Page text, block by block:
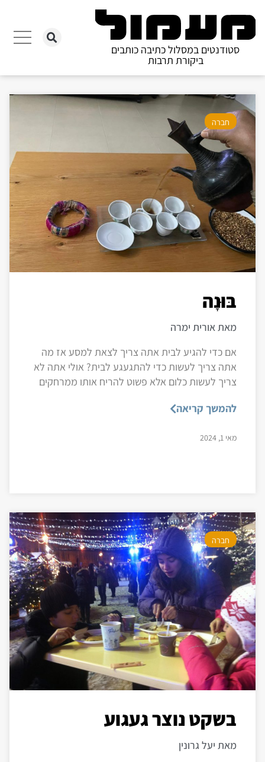
סטודנטים במסלול כתיבה כותבים
ביקורת תרבות
חברה
בּוּנָה
מאת אורית ימרה
אם כדי להגיע לבית אתה צריך לצאת למסע אז מה
אתה צריך לעשות כדי להתגעגע לבית? אולי אתה לא
צריך לעשות כלום אלא פשוט להריח אותו ממרחקים
להמשך קריאה
מאי 1, 2024
חברה
בשקט נוצר געגוע
מאת יעל גרונין